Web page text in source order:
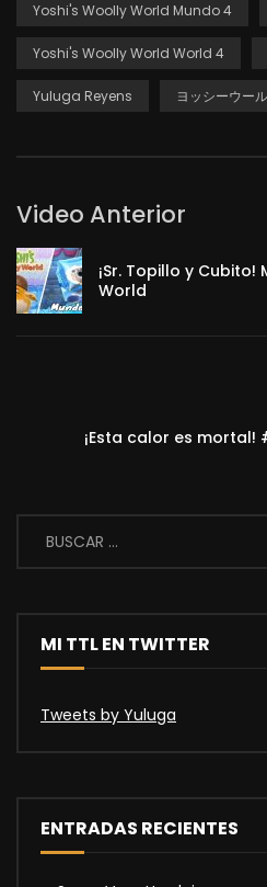
Yoshi's Woolly World Mundo 4
Yoshi's Woolly World World 4
Yuluga Reyens ヨッシーウー
Video Anterior
¡Sr. Topillo y Cubito!
World
¡Esta calor es mortal!
MI TTL EN TWITTER
Tweets by Yuluga
ENTRADAS RECIENTES